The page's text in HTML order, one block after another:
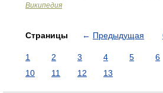
Википедия
Страницы ← Предыдущая
1 2 3 4 5 6
10
11 12 13